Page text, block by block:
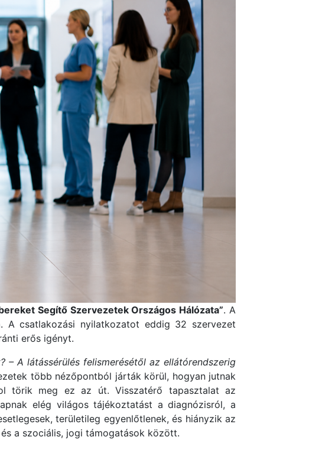
Segítő Szervezetek Országos Hálózata”. A
A csatlakozási nyilatkozatot eddig 32 szervezet
erős igényt.
– A látássérülés felismerésétől az ellátórendszerig
több nézőpontból járták körül, hogyan jutnak
törik meg ez az út. Visszatérő tapasztalat az
elég világos tájékoztatást a diagnózisról, a
területileg egyenlőtlenek, és hiányzik az
a szociális, jogi támogatások között.